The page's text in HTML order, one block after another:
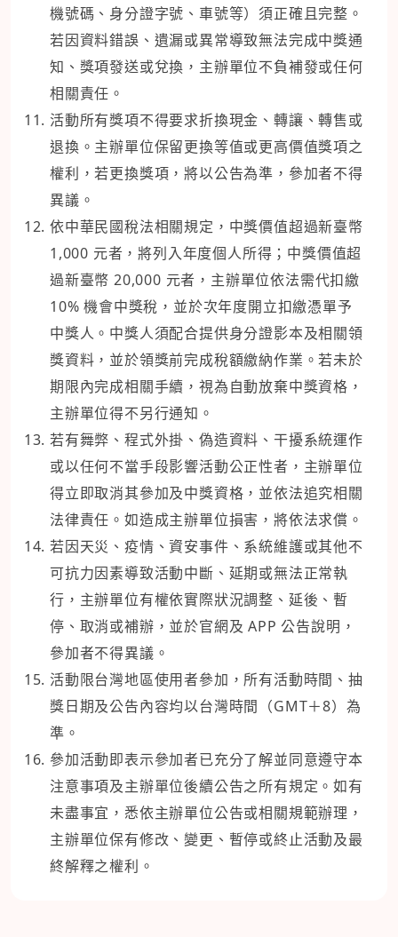
機號碼、身分證字號、車號等）須正確且完整。
若因資料錯誤、遺漏或異常導致無法完成中獎通
知、獎項發送或兌換，主辦單位不負補發或任何
相關責任。
活動所有獎項不得要求折換現金、轉讓、轉售或
退換。主辦單位保留更換等值或更高價值獎項之
權利，若更換獎項，將以公告為準，參加者不得
異議。
依中華民國稅法相關規定，中獎價值超過新臺幣
1,000 元者，將列入年度個人所得；中獎價值超
過新臺幣 20,000 元者，主辦單位依法需代扣繳
10% 機會中獎稅，並於次年度開立扣繳憑單予
中獎人。中獎人須配合提供身分證影本及相關領
獎資料，並於領獎前完成稅額繳納作業。若未於
期限內完成相關手續，視為自動放棄中獎資格，
主辦單位得不另行通知。
若有舞弊、程式外掛、偽造資料、干擾系統運作
或以任何不當手段影響活動公正性者，主辦單位
得立即取消其參加及中獎資格，並依法追究相關
法律責任。如造成主辦單位損害，將依法求償。
若因天災、疫情、資安事件、系統維護或其他不
可抗力因素導致活動中斷、延期或無法正常執
行，主辦單位有權依實際狀況調整、延後、暫
停、取消或補辦，並於官網及 APP 公告說明，
參加者不得異議。
活動限台灣地區使用者參加，所有活動時間、抽
獎日期及公告內容均以台灣時間（GMT＋8）為
準。
參加活動即表示參加者已充分了解並同意遵守本
注意事項及主辦單位後續公告之所有規定。如有
未盡事宜，悉依主辦單位公告或相關規範辦理，
主辦單位保有修改、變更、暫停或終止活動及最
終解釋之權利。